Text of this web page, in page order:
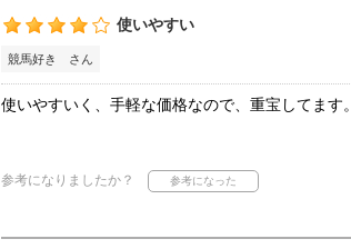
使いやすい
競馬好き さん
使いやすいく、手軽な価格なので、重宝してます。
参考になりましたか？